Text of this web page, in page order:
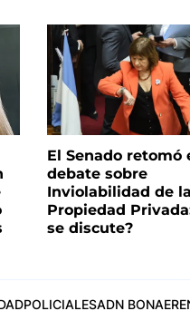
El Senado retomó
debate sobre
Inviolabilidad de la
Propiedad
se discute?
POLICIALESADN